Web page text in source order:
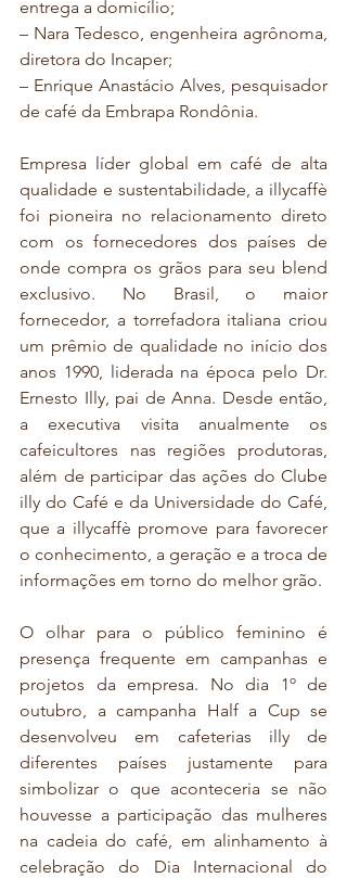
entrega a domicílio;
– Nara Tedesco, engenheira agrônoma,
diretora do Incaper;
– Enrique Anastácio Alves, pesquisador
de café da Embrapa Rondônia.
Empresa líder global em café de alta
qualidade e sustentabilidade, a illycaffè
foi pioneira no relacionamento direto
com os fornecedores dos países de
onde compra os grãos para seu blend
exclusivo. No Brasil, o maior
fornecedor, a torrefadora italiana criou
um prêmio de qualidade no início dos
anos 1990, liderada na época pelo Dr.
Ernesto Illy, pai de Anna. Desde então,
a executiva visita anualmente os
cafeicultores nas regiões produtoras,
além de participar das ações do Clube
illy do Café e da Universidade do Café,
que a illycaffè promove para favorecer
o conhecimento, a geração e a troca de
informações em torno do melhor grão.
O olhar para o público feminino é
presença frequente em campanhas e
projetos da empresa. No dia 1º de
outubro, a campanha Half a Cup se
desenvolveu em cafeterias illy de
diferentes países justamente para
simbolizar o que aconteceria se não
houvesse a participação das mulheres
na cadeia do café, em alinhamento à
celebração do Dia Internacional do